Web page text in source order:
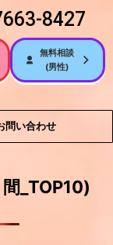
8427
無料相談
(男性)
問い合わせ
_TOP10)